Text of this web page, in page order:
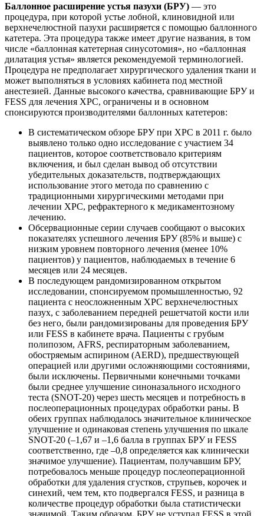
Баллонное расширение устья пазухи (БРУ) — это
процедура, при которой устье лобной, клиновидной или
верхнечелюстной пазухи расширяется с помощью баллонного
катетера. Эта процедура также имеет другие названия, в том
числе «баллонная катетерная синусотомия», но «баллонная
дилатация устья» является рекомендуемой терминологией.
Процедура не предполагает хирургического удаления ткани и
может выполняться в условиях кабинета под местной
анестезией. Данные высокого качества, сравнивающие БРУ и
FESS для лечения ХРС, ограничены и в основном
спонсируются производителями баллонных катетеров:
В систематическом обзоре БРУ при ХРС в 2011 г. было
выявлено только одно исследование с участием 34
пациентов, которое соответствовало критериям
включения, и был сделан вывод об отсутствии
убедительных доказательств, подтверждающих
использование этого метода по сравнению с
традиционными хирургическими методами при
лечении ХРС, рефрактерного к медикаментозному
лечению.
Обсервационные серии случаев сообщают о высоких
показателях успешного лечения БРУ (85% и выше) с
низким уровнем повторного лечения (менее 10%
пациентов) у пациентов, наблюдаемых в течение 6
месяцев или 24 месяцев.
В последующем рандомизированном открытом
исследовании, спонсируемом промышленностью, 92
пациента с неосложненным ХРС верхнечелюстных
пазух, с заболеванием передней решетчатой ​​кости или
без него, были рандомизированы для проведения БРУ
или FESS в кабинете врача. Пациенты с грубым
полипозом, AFRS, респираторным заболеванием,
обостряемым аспирином (AERD), предшествующей
операцией или другими осложняющими состояниями,
были исключены. Первичными конечными точками
были среднее улучшение синоназального исходного
теста (SNOT-20) через шесть месяцев и потребность в
послеоперационных процедурах обработки раны. В
обеих группах наблюдалось значительное клиническое
улучшение и одинаковая степень улучшения по шкале
SNOT-20 (–1,67 и –1,6 балла в группах БРУ и FESS
соответственно, где –0,8 определяется как клинически
значимое улучшение). Пациентам, получавшим БРУ,
потребовалось меньше процедур послеоперационной
обработки для удаления сгустков, струпьев, корочек и
синехий, чем тем, кто подвергался FESS, и разница в
количестве процедур обработки была статистически
значимой. Таким образом, БРУ не уступал FESS в этой